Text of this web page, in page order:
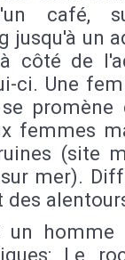
café,
jusqu'à un
côté de
ci. Une
promène
femmes
(site
mer).
des
un homme
Le